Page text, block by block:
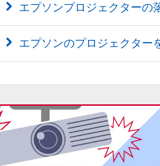
エプソンプロジェクターの
エプソンのプロジェクター